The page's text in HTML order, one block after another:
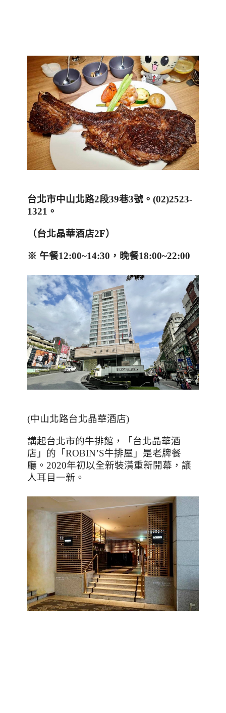
台北市中山北路2段39巷3號。 (02)2523-
1321 。
（台北晶華酒店2F）
※ 午餐12:00~14:30 ，晚餐18:00~22:00
(中山北路台北晶華酒店)
講起台北市的牛排館，「台北晶華酒
店」的「 ROBIN’S牛排屋」是老牌餐
廳。 2020年初以全新裝潢重新開幕，讓
人耳目一新。